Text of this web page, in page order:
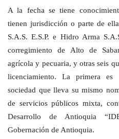
A la fecha se tiene
tienen jurisdicción o parte de
S.A.S. E.S.P. e Hidro Arma
corregimiento de Alto de
agrícola y pecuaria, y otras seis
licenciamiento. La primera
sociedad que lleva su mismo
de servicios públicos mixta,
Desarrollo de Antioquia
Gobernación de Antioquia.